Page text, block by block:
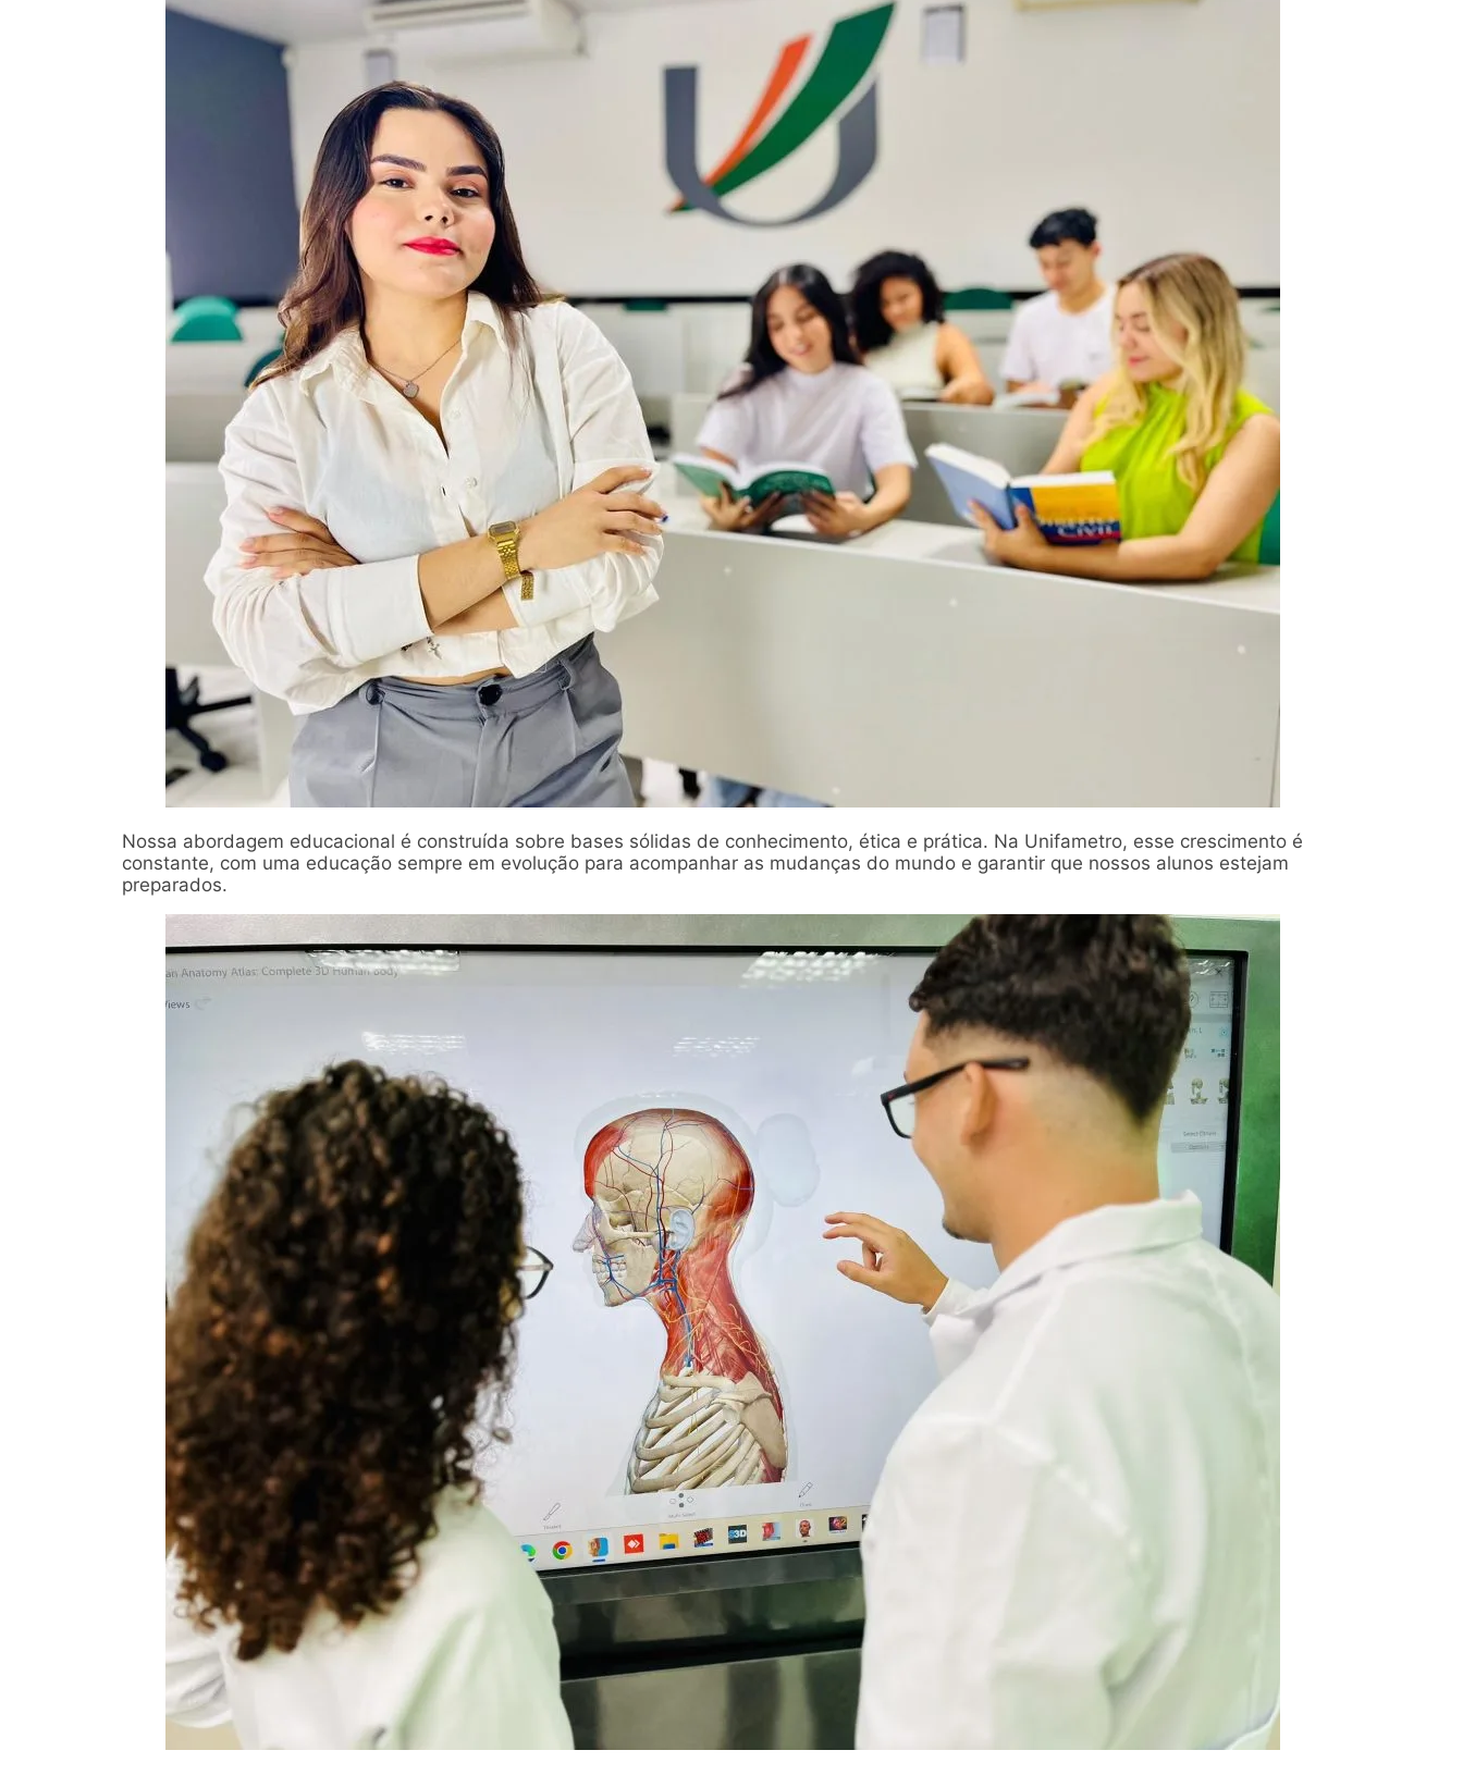
Nossa abordagem educacional é construída sobre bases sólidas de conhecimento, ética e prática. Na Unifametro, esse crescimento é
constante, com uma educação sempre em evolução para acompanhar as mudanças do mundo e garantir que nossos alunos estejam
preparados.